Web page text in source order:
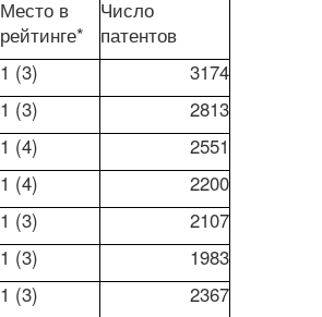
Место в
рейтинге*
Число
патентов
1 (3)
3174
1 (3)
2813
1 (4)
2551
1 (4)
2200
1 (3)
2107
1 (3)
1983
1 (3)
2367